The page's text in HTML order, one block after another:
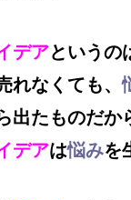
デアというの
れなくても、
出たものだか
デアは悩みを